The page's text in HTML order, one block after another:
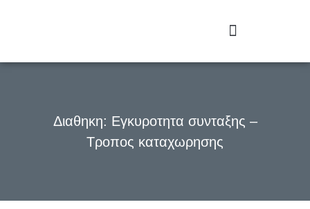
Διαθηκη: Εγκυροτητα συνταξης –
Τροπος καταχωρησης